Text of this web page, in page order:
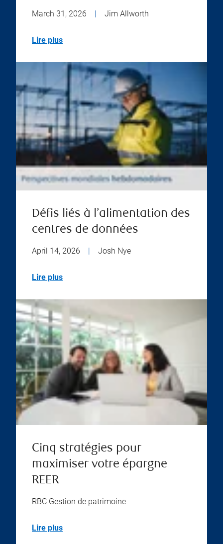
March 31, 2026 Jim Allworth
Lire plus
Défis liés à l’alimentation des
centres de données
April 14, 2026 | Josh Nye
Lire plus
Cinq stratégies pour
maximiser votre épargne
REER
RBC Gestion de patrimoine
Lire plus